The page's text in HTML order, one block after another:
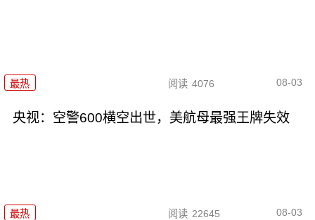
最热 阅读 4076 08-03
央视：空警600横空出世，美航母最强王牌失效
最热 阅读 22645 08-03